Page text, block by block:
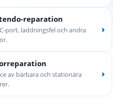
reparation
port, laddningsfel och andra
›
av bärbara och stationära
›